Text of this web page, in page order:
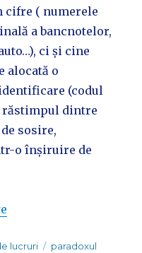
cifre ( numerele
a bancnotelor,
ci și cine
alocată o
(codul
răstimpul dintre
sosire,
o înșiruire de
lucruri Tags
paradoxul